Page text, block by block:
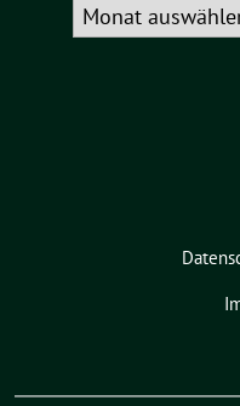
Archiv